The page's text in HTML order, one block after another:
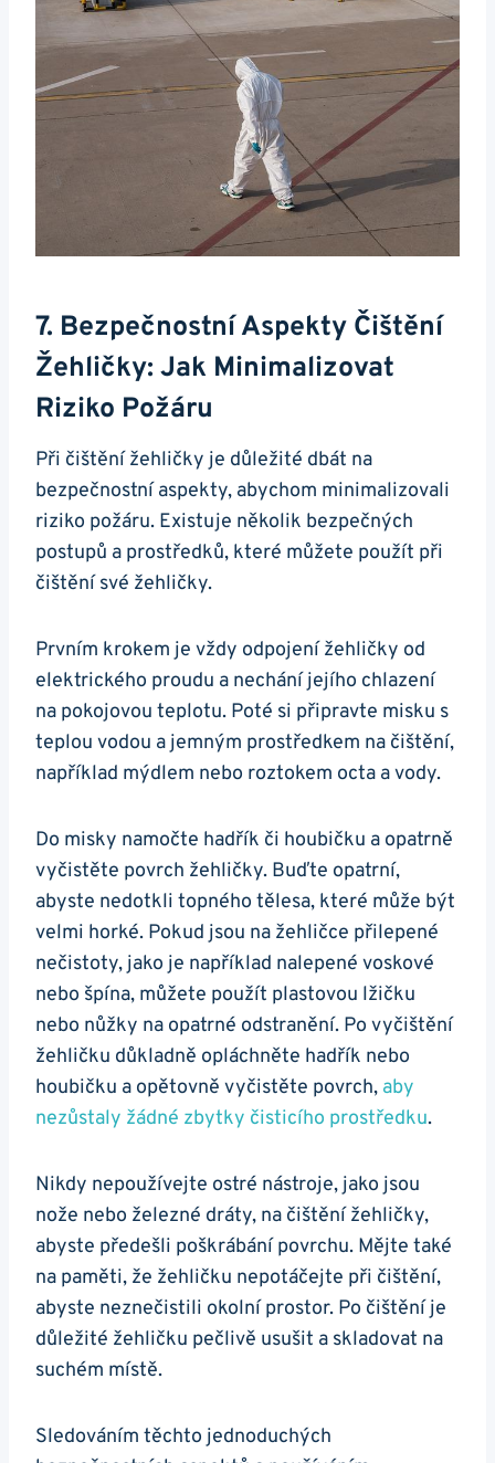
7. Bezpečnostní Aspekty Čištění
Žehličky: Jak⁣ Minimalizovat
‍riziko Požáru
Při čištění⁢ žehličky⁤ je ‌důležité dbát‌ na
bezpečnostní​ aspekty, abychom minimalizovali
riziko požáru. Existuje několik bezpečných
postupů a‌ prostředků, které můžete použít při
čištění své žehličky.
Prvním krokem je vždy odpojení žehličky od
elektrického proudu a nechání ‌jejího chlazení
na pokojovou teplotu. ‍Poté si připravte misku s
teplou vodou a jemným‌ prostředkem na čištění,
například mýdlem nebo roztokem octa a vody.
Do⁢ misky namočte hadřík či houbičku‍ a opatrně
vyčistěte povrch žehličky. Buďte opatrní,
abyste nedotkli topného​ tělesa, které může být
velmi horké. Pokud jsou ⁤na žehličce přilepené
nečistoty, jako je například⁢ nalepené voskové
nebo špína, můžete použít plastovou lžičku
⁤nebo nůžky na opatrné odstranění. Po vyčištění
‌žehličku důkladně opláchněte hadřík nebo
houbičku‌ a opětovně vyčistěte ‍povrch, aby
nezůstaly žádné‌ zbytky čisticího prostředku.‍
Nikdy nepoužívejte ostré nástroje, jako jsou
nože ⁣nebo železné dráty, na čištění žehličky,
abyste předešli ⁣poškrábání povrchu. Mějte ⁢také
na‍ paměti, ‌že žehličku nepotáčejte ⁣při čištění,
abyste neznečistili okolní prostor. Po čištění je
důležité⁢ žehličku pečlivě usušit a skladovat na
suchém ⁢místě.
Sledováním ​těchto jednoduchých